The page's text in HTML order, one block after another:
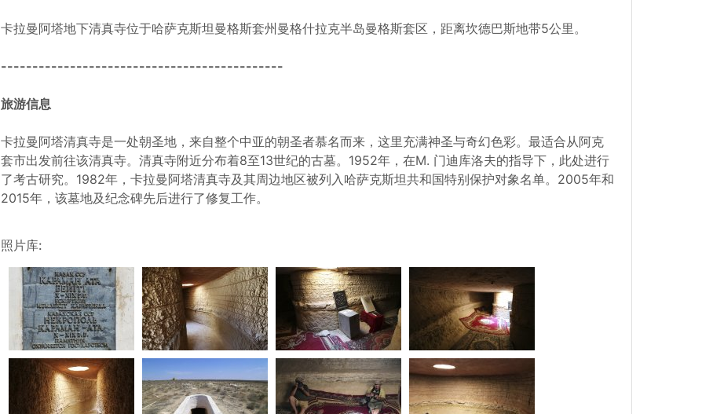
卡拉曼阿塔地下清真寺位于哈萨克斯坦曼格斯套州曼格什拉克半岛曼格斯套区，距离坎德巴斯地带5公里。
---------------------------------------------
旅游信息
卡拉曼阿塔清真寺是一处朝圣地，来自整个中亚的朝圣者慕名而来，这里充满神圣与奇幻色彩。最适合从阿克
套市出发前往该清真寺。清真寺附近分布着8至13世纪的古墓。1952年，在M. 门迪库洛夫的指导下，此处进行
了考古研究。1982年，卡拉曼阿塔清真寺及其周边地区被列入哈萨克斯坦共和国特别保护对象名单。2005年和
2015年，该墓地及纪念碑先后进行了修复工作。
照片库: